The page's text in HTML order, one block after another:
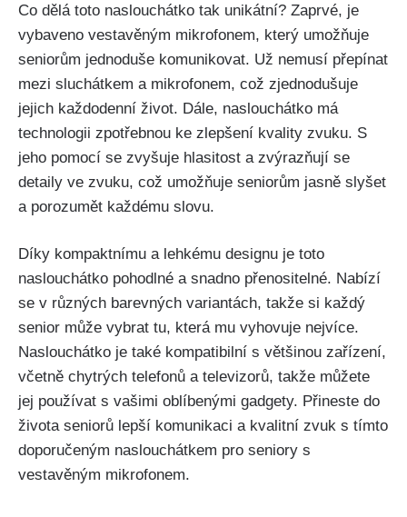
Co dělá toto naslouchátko tak unikátní? Zaprvé, je
vybaveno vestavěným mikrofonem, který umožňuje
seniorům jednoduše komunikovat. Už nemusí přepínat
mezi sluchátkem a mikrofonem, což zjednodušuje
jejich každodenní život. Dále, naslouchátko má
technologii zpotřebnou ke zlepšení kvality zvuku. S
jeho pomocí se zvyšuje hlasitost a zvýrazňují se
detaily ve zvuku, což umožňuje seniorům jasně slyšet
a porozumět každému slovu.
Díky kompaktnímu a lehkému designu je toto
naslouchátko pohodlné a snadno přenositelné. Nabízí
se v různých barevných variantách, takže si každý
senior může vybrat tu, která mu vyhovuje nejvíce.
Naslouchátko je také kompatibilní s většinou zařízení,
včetně chytrých telefonů a televizorů, takže můžete
jej používat s vašimi oblíbenými gadgety. Přineste do
života seniorů lepší komunikaci a kvalitní zvuk s tímto
doporučeným naslouchátkem pro seniory s
vestavěným mikrofonem.